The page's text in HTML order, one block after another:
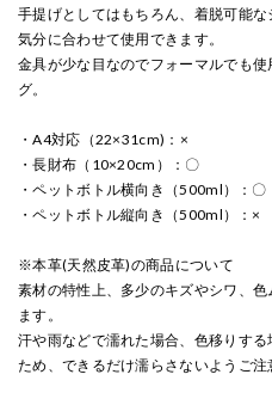
手提げとしてはもちろん、着脱可能
気分に合わせて使用できます。
金具が少な目なのでフォーマルでも
グ。
・A4対応（22×31cm)：×
・長財布（10×20cm）：〇
・ペットボトル横向き（500ml）：〇
・ペットボトル縦向き（500ml）：×
※本革(天然皮革)の商品について
素材の特性上、多少のキズやシワ、
ます。
汗や雨などで濡れた場合、色移りす
ため、できるだけ濡らさないようご注